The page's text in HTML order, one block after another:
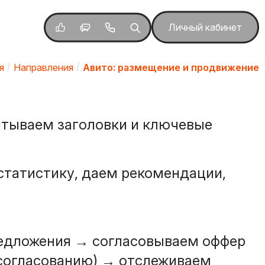
Личный кабинет
Направления Авито: размещение и продвижение
заголовки и ключевые
даем рекомендации,
→ согласовываем оффер
→ отслеживаем